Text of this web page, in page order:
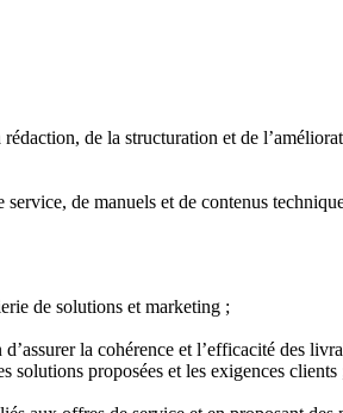
de la structuration et de
de manuels et de contenus
de solutions et marketing ;
la cohérence et l’efficacité des
solutions proposées et les exigences clients